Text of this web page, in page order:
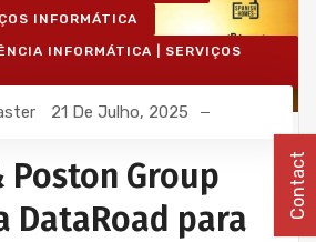
INFORMÁTICA
INFORMÁTICA | SERVIÇOS
INFORMÁTICA
21 De Julho, 2025
Poston Group
DataRoad para
Contact